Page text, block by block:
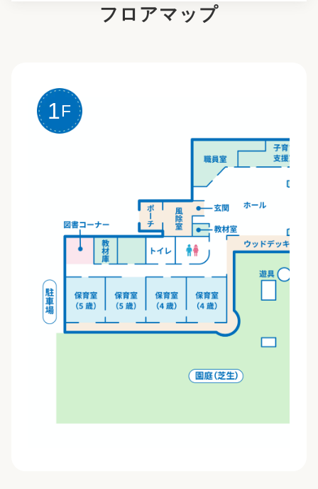
フロアマップ
1F